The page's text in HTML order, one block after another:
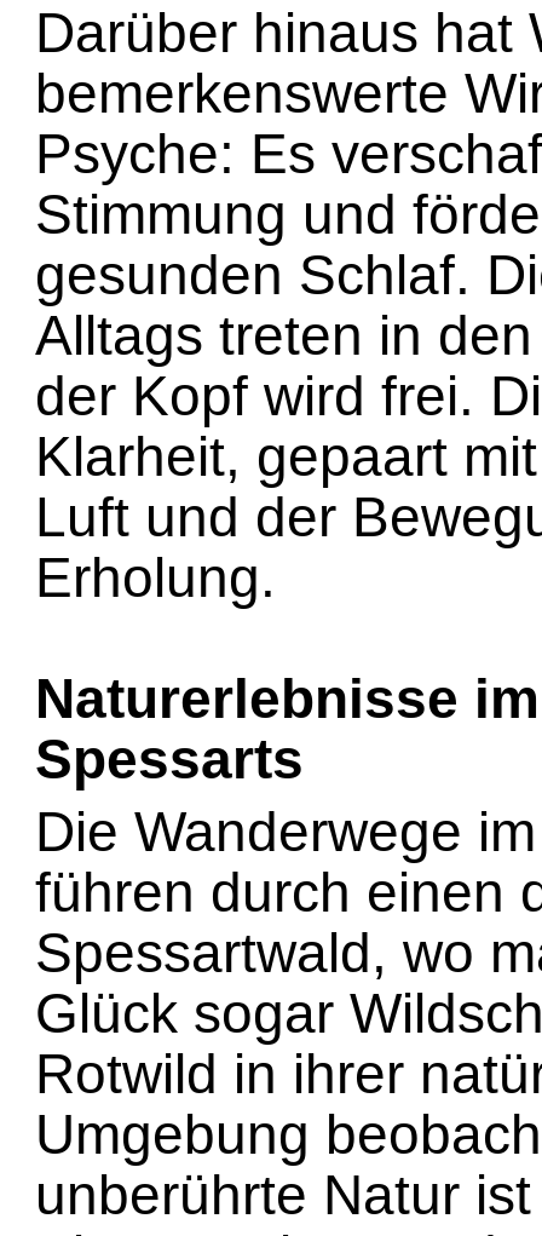
Darüber hinaus hat
bemerkenswerte
Psyche: Es
Stimmung und
gesunden Schlaf.
Alltags treten in
der Kopf wird frei.
Klarheit, gepaart
Luft und der
Erholung.
Naturerlebnisse
Spessarts
Die Wanderwege
führen durch einen
Spessartwald, wo
Glück sogar
Rotwild in ihrer
Umgebung
unberührte Natur